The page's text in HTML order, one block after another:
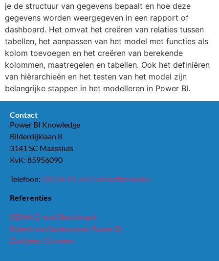
je de structuur van gegevens bepaalt en hoe deze
gegevens worden weergegeven in een rapport of
dashboard. Het omvat het creëren van relaties tussen
tabellen, het aanpassen van het model met functies als
kolom toevoegen en het creëren van berekende
kolommen, maatregelen en tabellen. Ook het definiëren
van hiërarchieën en het testen van het model zijn
belangrijke stappen in het modelleren in Power BI.
Contact
Power BI Knowledge
Bilderdijklaan 8
3141 SC Maassluis
KvK: 85956090
Telefoon: 010 26 13 747Contactformulier
Referenties
DDMA E-mail Benchmark
Robert van Sodexo over Power BI
Zuidgeest Growers